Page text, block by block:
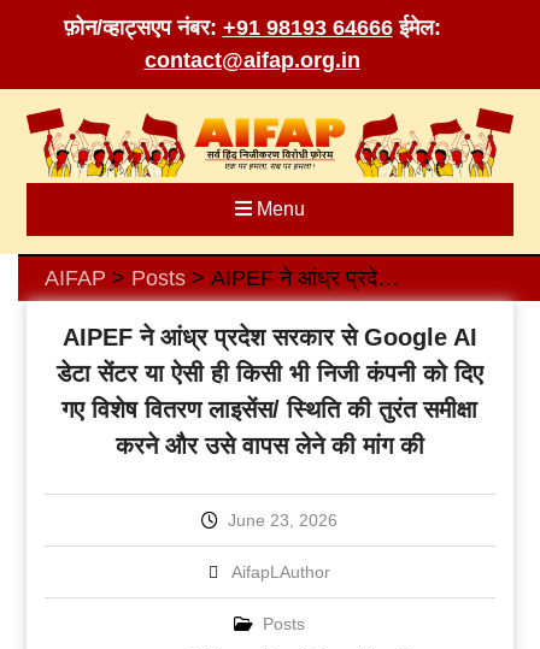
फ़ोन/व्हाट्सएप नंबर: +91 98193 64666 ईमेल:
contact@aifap.org.in
content
Menu
AIFAP > Posts> AIPEF ने आंध्र प्रदेश सरकार से Google AI डेटा सेंटर या ऐसी ही किसी भी निजी कंपनी को दिए गए विशेष वितरण लाइसेंस/ स्थिति की तुरंत समीक्षा करने और उसे वापस लेने की मांग की
AIPEF ने आंध्र प्रदेश सरकार से Google AI
डेटा सेंटर या ऐसी ही किसी भी निजी कंपनी को दिए
गए विशेष वितरण लाइसेंस/ स्थिति की तुरंत समीक्षा
करने और उसे वापस लेने की मांग की
June 23, 2026
AifapLAuthor
Posts